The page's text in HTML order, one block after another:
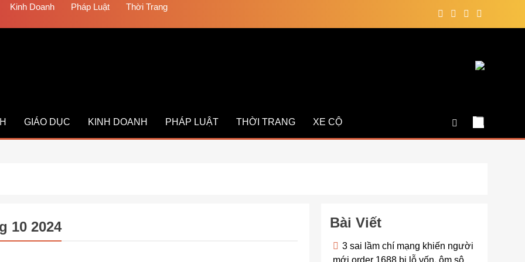
Kinh Doanh Pháp Luật
Thời Trang
GIÁO DỤC KINH DOANH PHÁP LUẬT THỜI TRANG XE CỘ
10 2024 Bài Viết
3 sai lầm chí mạng khiến người
mới order 1688 bị lỗ vốn, ôm sô